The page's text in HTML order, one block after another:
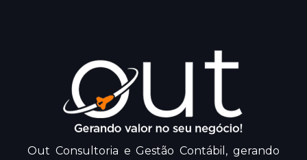
Out Consultoria e Gestão Contábil, gerando